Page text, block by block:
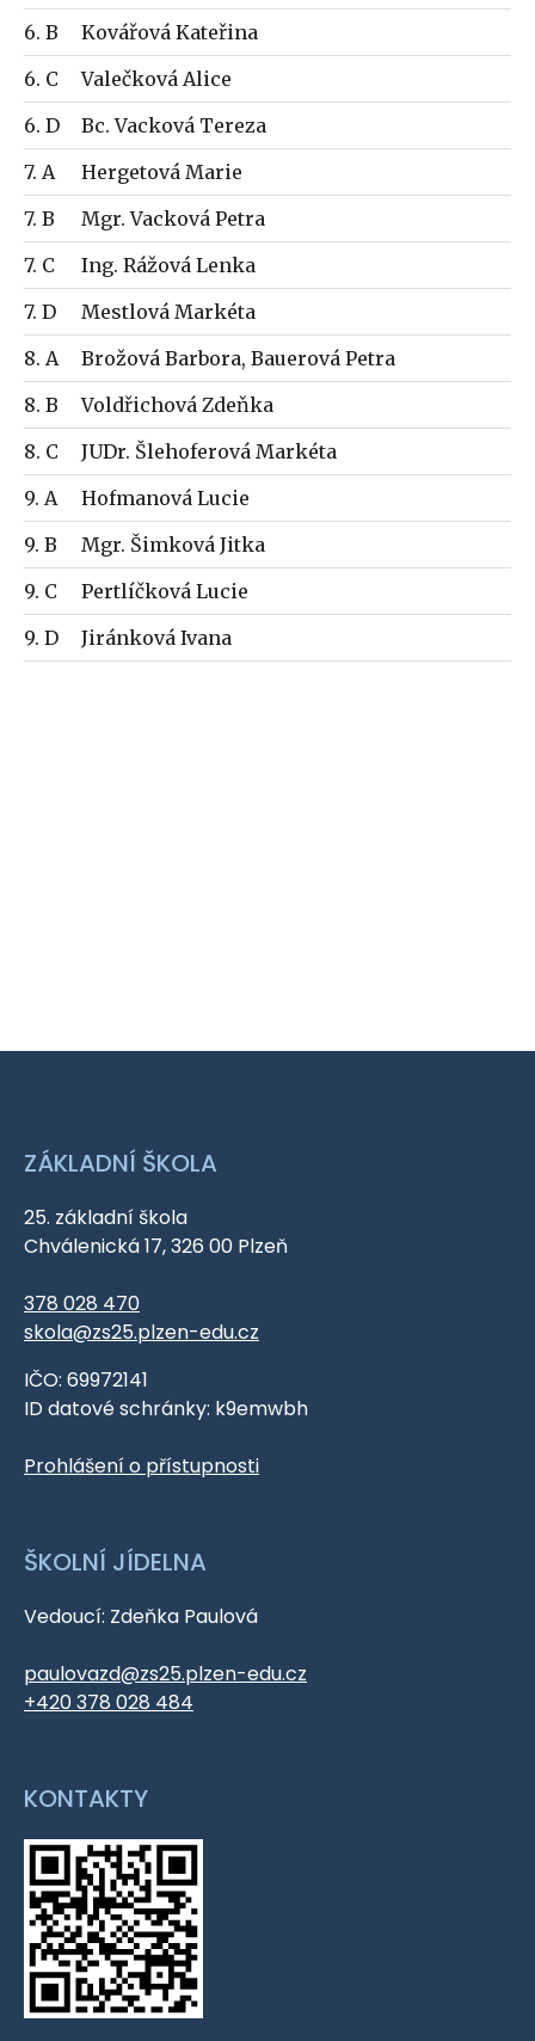
6. B
Kovářová Kateřina
6. C
Valečková Alice
6. D
Bc. Vacková Tereza
7. A
Hergetová Marie
7. B
Mgr. Vacková Petra
7. C
Ing. Rážová Lenka
7. D
Mestlová Markéta
8. A
Brožová Barbora, Bauerová Petra
8. B
Voldřichová Zdeňka
8. C
JUDr. Šlehoferová Markéta
9. A
Hofmanová Lucie
9. B
Mgr. Šimková Jitka
9. C
Pertlíčková Lucie
9. D
Jiránková Ivana
ZÁKLADNÍ ŠKOLA
25. základní škola
Chválenická 17, 326 00 Plzeň
378 028 470
skola@zs25.plzen-edu.cz
IČO: 69972141
ID datové schránky: k9emwbh
Prohlášení o přístupnosti
ŠKOLNÍ JÍDELNA
Vedoucí: Zdeňka Paulová
paulovazd@zs25.plzen-edu.cz
+420 378 028 484
KONTAKTY